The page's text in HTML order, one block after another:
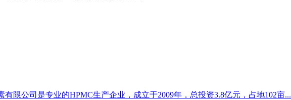
限公司是专业的HPMC生产企业，成立于2009年，总投资3.8亿元，占地102亩...